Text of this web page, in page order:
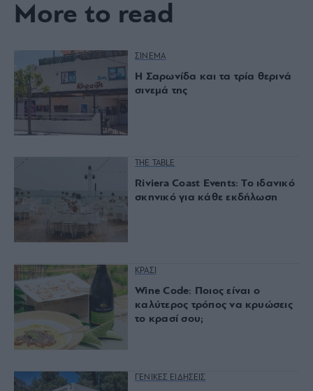
More to read
ΣΙΝΕΜΑ
Η Σαρωνίδα και τα τρία θερινά
σινεμά της
THE TABLE
Riviera Coast Events: Το ιδανικό
σκηνικό για κάθε εκδήλωση
ΚΡΑΣΙ
Wine Code: Ποιος είναι ο
καλύτερος τρόπος να κρυώσεις
το κρασί σου;
ΓΕΝΙΚΕΣ ΕΙΔΗΣΕΙΣ